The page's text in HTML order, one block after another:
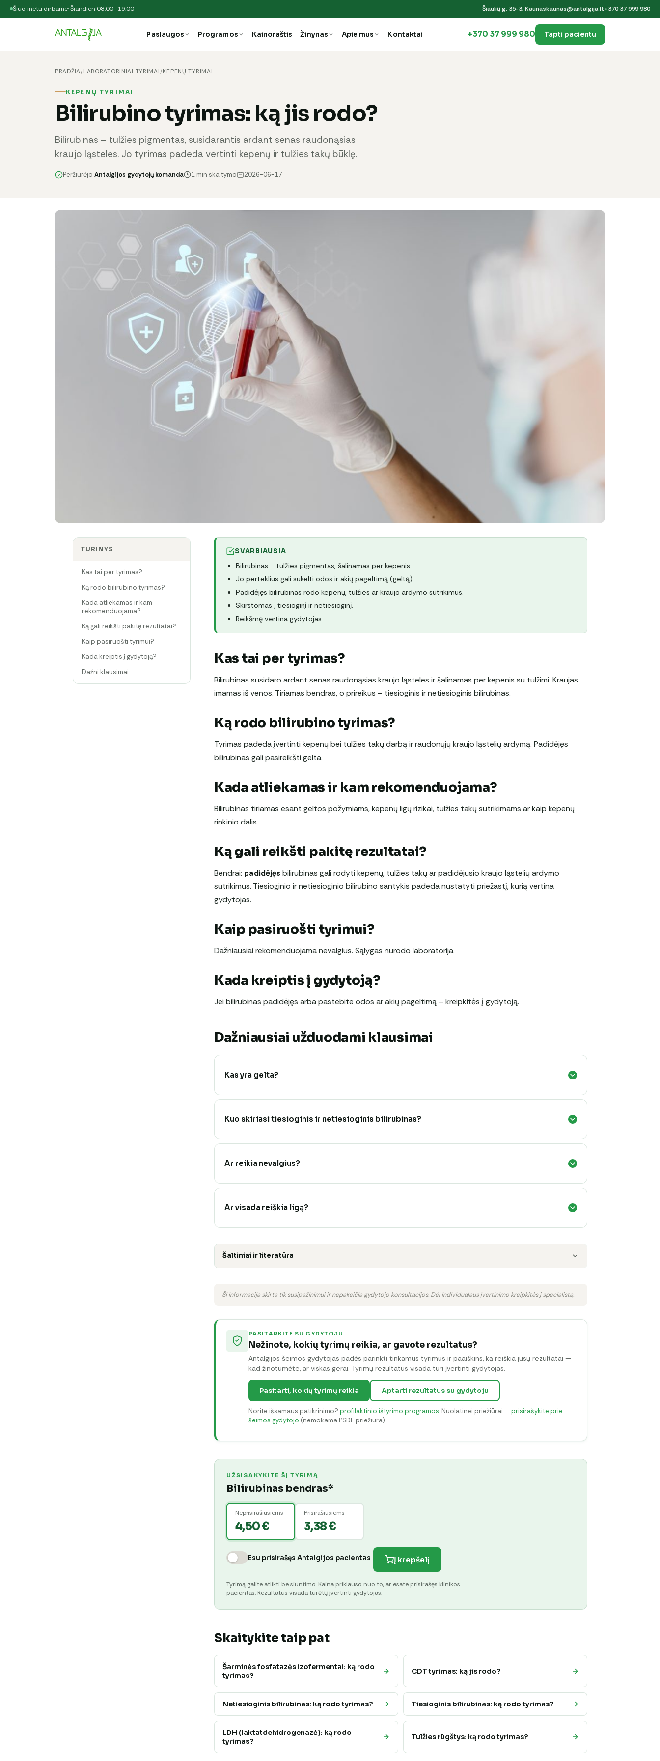
Šiuo metu dirbame· Šiandien 08:00–19:00 Šiaulių g. 35-3, Kaunaskaunas@antalgija.lt+370 37 999 980
Paslaugos Programos Kainoraštis Žinynas Apie mus Kontaktai +370 37 999 980 Tapti pacientu
PRADŽIA/LABORATORINIAI TYRIMAI/KEPENŲ TYRIMAI
KEPENŲ TYRIMAI
Bilirubino tyrimas: ką jis rodo?
Bilirubinas – tulžies pigmentas, susidarantis ardant senas raudonąsias
kraujo ląsteles. Jo tyrimas padeda vertinti kepenų ir tulžies takų būklę.
Peržiūrėjo Antalgijos gydytojų komanda 1 min skaitymo 2026-06-17
TURINYS
Kas tai per tyrimas?
Ką rodo bilirubino tyrimas?
Kada atliekamas ir kam
rekomenduojama?
Ką gali reikšti pakitę rezultatai?
Kaip pasiruošti tyrimui?
Kada kreiptis į gydytoją?
Dažni klausimai
SVARBIAUSIA
Bilirubinas – tulžies pigmentas, šalinamas per kepenis.
Jo perteklius gali sukelti odos ir akių pageltimą (geltą).
Padidėjęs bilirubinas rodo kepenų, tulžies ar kraujo ardymo sutrikimus.
Skirstomas į tiesioginį ir netiesioginį.
Reikšmę vertina gydytojas.
Kas tai per tyrimas?
Bilirubinas susidaro ardant senas raudonąsias kraujo ląsteles ir šalinamas per kepenis su tulžimi. Kraujas
imamas iš venos. Tiriamas bendras, o prireikus – tiesioginis ir netiesioginis bilirubinas.
Ką rodo bilirubino tyrimas?
Tyrimas padeda įvertinti kepenų bei tulžies takų darbą ir raudonųjų kraujo ląstelių ardymą. Padidėjęs
bilirubinas gali pasireikšti gelta.
Kada atliekamas ir kam rekomenduojama?
Bilirubinas tiriamas esant geltos požymiams, kepenų ligų rizikai, tulžies takų sutrikimams ar kaip kepenų
rinkinio dalis.
Ką gali reikšti pakitę rezultatai?
Bendrai: padidėjęs bilirubinas gali rodyti kepenų, tulžies takų ar padidėjusio kraujo ląstelių ardymo
sutrikimus. Tiesioginio ir netiesioginio bilirubino santykis padeda nustatyti priežastį, kurią vertina
gydytojas.
Kaip pasiruošti tyrimui?
Dažniausiai rekomenduojama nevalgius. Sąlygas nurodo laboratorija.
Kada kreiptis į gydytoją?
Jei bilirubinas padidėjęs arba pastebite odos ar akių pageltimą – kreipkitės į gydytoją.
Dažniausiai užduodami klausimai
Kas yra gelta?
Kuo skiriasi tiesioginis ir netiesioginis bilirubinas?
Ar reikia nevalgius?
Ar visada reiškia ligą?
Šaltiniai ir literatūra
Ši informacija skirta tik susipažinimui ir nepakeičia gydytojo konsultacijos. Dėl individualaus įvertinimo kreipkitės į specialistą.
PASITARKITE SU GYDYTOJU
Nežinote, kokių tyrimų reikia, ar gavote rezultatus?
Antalgijos šeimos gydytojas padės parinkti tinkamus tyrimus ir paaiškins, ką reiškia jūsų rezultatai —
kad žinotumėte, ar viskas gerai. Tyrimų rezultatus visada turi įvertinti gydytojas.
Pasitarti, kokių tyrimų reikia Aptarti rezultatus su gydytoju
Norite išsamaus patikrinimo? profilaktinio ištyrimo programos. Nuolatinei priežiūrai —prisirašykite prie
šeimos gydytojo (nemokama PSDF priežiūra).
UŽSISAKYKITE ŠĮ TYRIMĄ
Bilirubinas bendras*
Neprisirašiusiems
4,50 €
Prisirašiusiems
3,38 €
Esu prisirašęs Antalgijos pacientas Į krepšelį
Tyrimą galite atlikti be siuntimo. Kaina priklauso nuo to, ar esate prisirašęs klinikos
pacientas. Rezultatus visada turėtų įvertinti gydytojas.
Skaitykite taip pat
Šarminės fosfatazės izofermentai: ką rodo
tyrimas?
CDT tyrimas: ką jis rodo?
Netiesioginis bilirubinas: ką rodo tyrimas? Tiesioginis bilirubinas: ką rodo tyrimas?
LDH (laktatdehidrogenazė): ką rodo
tyrimas?
Tulžies rūgštys: ką rodo tyrimas?